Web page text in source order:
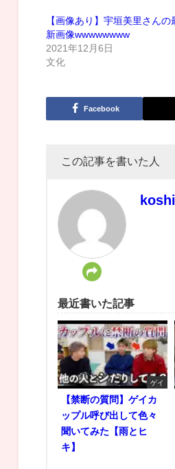
【画像あり】宇垣美里さんの
新画像wwwwwwww
2021年12月6日
文化
Facebook
この記事を書いた人
最近書いた記事
ゲイ
【禁断の質問】ゲイカ
ップル呼び出して色々
聞いてみた【雨とヒ
キ】